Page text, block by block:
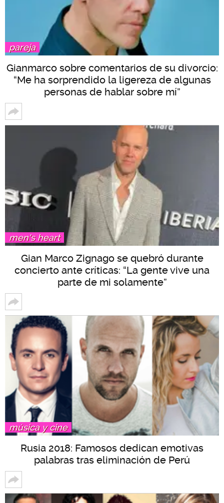
pareja
Gianmarco sobre comentarios de su divorcio:
“Me ha sorprendido la ligereza de algunas
personas de hablar sobre mí”
men's heart
Gian Marco Zignago se quebró durante
concierto ante críticas: “La gente vive una
parte de mi solamente”
música y cine
Rusia 2018: Famosos dedican emotivas
palabras tras eliminación de Perú